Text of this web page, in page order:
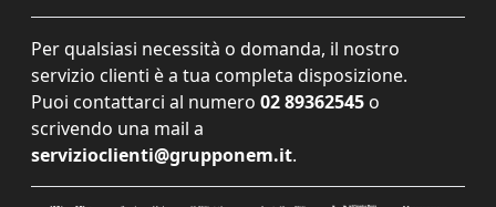
Per qualsiasi necessità o domanda, il nostro
servizio clienti è a tua completa disposizione.
Puoi contattarci al numero 02 89362545 o
scrivendo una mail a
servizioclienti@grupponem.it.